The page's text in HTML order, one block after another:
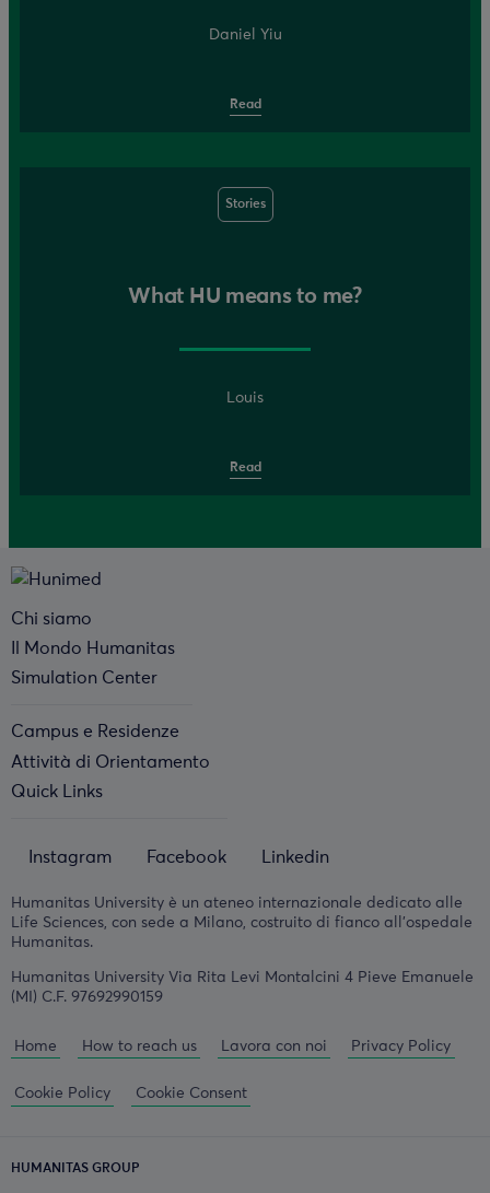
Daniel Yiu
Read
Stories
What HU means to me?
Louis
Read
Humanitas University è un ateneo internazionale dedicato alle
Life Sciences, con sede a Milano, costruito di fianco all'ospedale
Humanitas.
Humanitas University Via Rita Levi Montalcini 4 Pieve Emanuele
(MI) C.F. 97692990159
Home How to reach us Lavora con noi Privacy Policy
Cookie Policy Cookie Consent
Chi siamo
Il Mondo Humanitas
Simulation Center
Campus e Residenze
Attività di Orientamento
Quick Links
Instagram Facebook Linkedin
HUMANITAS GROUP